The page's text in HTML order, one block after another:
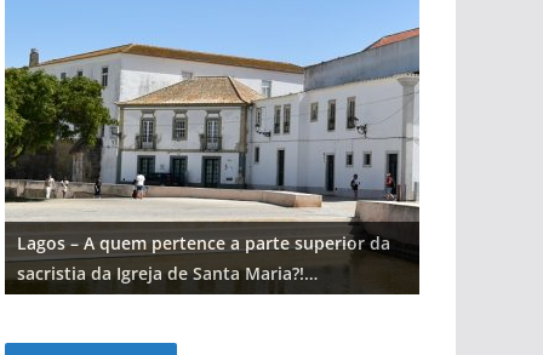
Lagos – A quem pertence a parte superior da
sacristia da Igreja de Santa Maria?!…